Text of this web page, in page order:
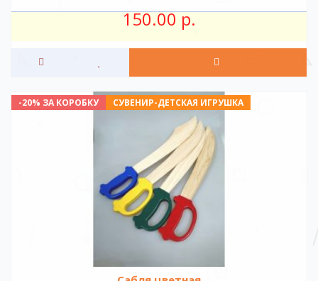
150.00 р.
СУВЕНИР-ДЕТСКАЯ ИГРУШКА
-20% ЗА КОРОБКУ